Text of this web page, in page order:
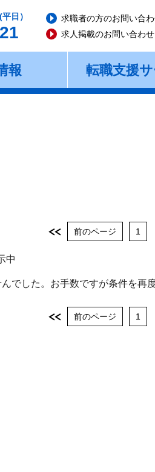
日）
求職者の方のお問い合
求人掲載のお問い合わせ
報 転職支援
前のページ 1
中
でした。お手数ですが条件を再
前のページ 1